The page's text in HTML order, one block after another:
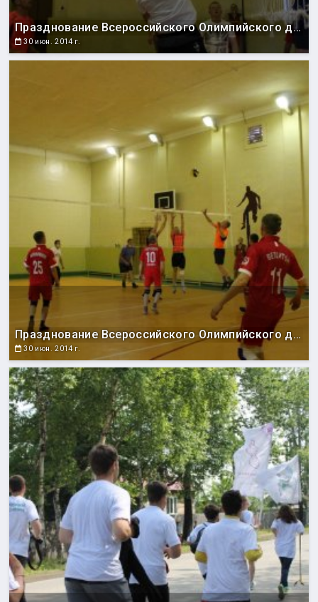
Празднование Всероссийского Олимпийского дня
30 июн. 2014 г.
Празднование Всероссийского Олимпийского дня
30 июн. 2014 г.